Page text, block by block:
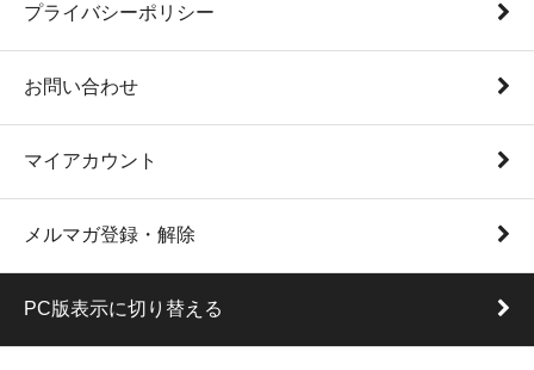
プライバシーポリシー
お問い合わせ
マイアカウント
メルマガ登録・解除
PC版表示に切り替える